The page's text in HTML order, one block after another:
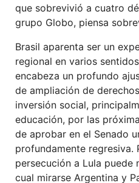
que sobrevivió a cuatro
grupo Globo, piensa
Brasil aparenta ser un
regional en varios
encabeza un profundo
de ampliación de
inversión social,
educación, por las
de aprobar en el Senado
profundamente regresiva.
persecución a Lula puede
cual mirarse Argentina y